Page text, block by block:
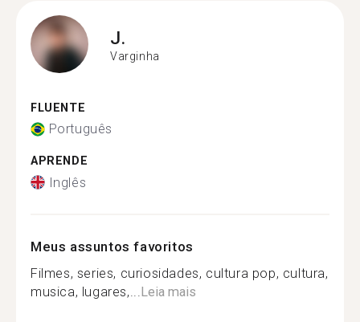
J.
Varginha
FLUENTE
Português
APRENDE
Inglês
Meus assuntos favoritos
Filmes, series, curiosidades, cultura pop, cultura,
musica, lugares,... Leia mais